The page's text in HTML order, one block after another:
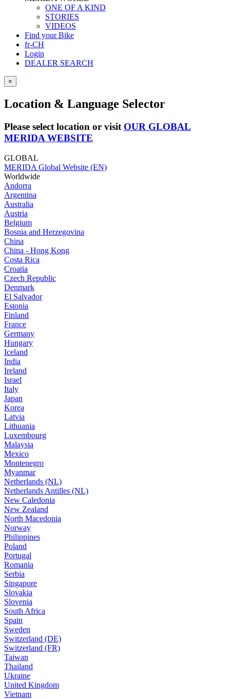
ONE OF A KIND
STORIES
VIDEOS
Find your Bike
fr-CH
Login
DEALER SEARCH
×
Location & Language Selector
Please select location or visit OUR GLOBAL
MERIDA WEBSITE
GLOBAL
MERIDA Global Website (EN)
Worldwide
Andorra
Argentina
Australia
Austria
Belgium
Bosnia and Herzegovina
China
China - Hong Kong
Costa Rica
Croatia
Czech Republic
Denmark
El Salvador
Estonia
Finland
France
Germany
Hungary
Iceland
India
Ireland
Israel
Italy
Japan
Korea
Latvia
Lithuania
Luxembourg
Malaysia
Mexico
Montenegro
Myanmar
Netherlands (NL)
Netherlands Antilles (NL)
New Caledonia
New Zealand
North Macedonia
Norway
Philippines
Poland
Portugal
Romania
Serbia
Singapore
Slovakia
Slovenia
South Africa
Spain
Sweden
Switzerland (DE)
Switzerland (FR)
Taiwan
Thailand
Ukraine
United Kingdom
Vietnam